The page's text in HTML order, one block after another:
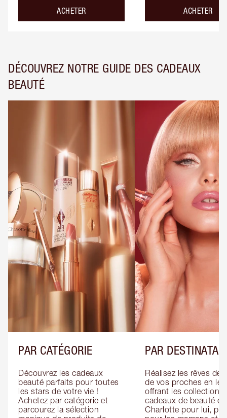
ACHETER ACHETER
DÉCOUVREZ NOTRE GUIDE DES CADEAUX
BEAUTÉ
PAR CATÉGORIE
Découvrez les cadeaux
beauté parfaits pour toutes
les stars de votre vie !
Achetez par catégorie et
parcourez la sélection
PAR
Réalisez les rêves de
de vos proches en
offrant les collections
cadeaux de beauté de
Charlotte pour lui,